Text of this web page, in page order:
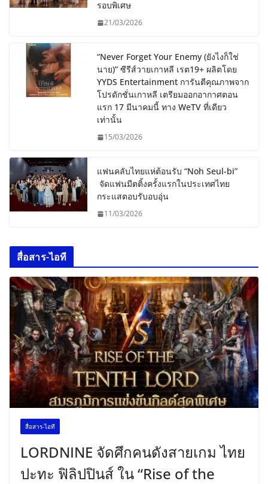
รอบพิเศษ
21/03/2026
“Never Forget Your Enemy (ยังไงก็ใช่
นาย)” ซีรีส์วายเกาหลี เรต19+ ผลิตโดย
YYDS Entertainment การันตีคุณภาพจาก
โปรดักชั่นเกาหลี เตรียมออกอากาศตอน
แรก 17 มีนาคมนี้ ทาง WeTV ที่เดียว
เท่านั้น
15/03/2026
แฟนคลับไทยแห่ต้อนรับ “Noh Seul-bi”
จัดแฟนมีตติ้งครั้งแรกในประเทศไทย
กระแสตอบรับอบอุ่น
11/03/2026
สื่อสาร-ไอที
สื่อสาร-ไอที
LORDNINE จัดศึกคนดังสายเกม ไทย
ปะทะ ฟิลิปปินส์ ใน “Rise of the